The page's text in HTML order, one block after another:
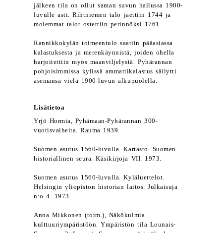
jälkeen tila on ollut saman suvun hallussa 1900-
luvulle asti. Rihtniemen talo jaettiin 1744 ja
molemmat talot ostettiin perinnöksi 1761.
Rannikkokylän toimeentulo saatiin pääasiassa
kalastuksesta ja merenkäynnistä, joiden ohella
harjoitettiin myös maanviljelystä. Pyhärannan
pohjoisimmissa kylissä ammattikalastus säilytti
asemansa vielä 1900-luvun alkupuolella.
Lisätietoa
Yrjö Hormia, Pyhämaan-Pyhärannan 300-
vuotisvaiheita. Rauma 1939.
Suomen asutus 1560-luvulla. Kartasto. Suomen
historiallinen seura. Käsikirjoja VII. 1973.
Suomen asutus 1560-luvulla. Kyläluettelot.
Helsingin yliopiston historian laitos. Julkaisuja
n:o 4. 1973.
Anna Mikkonen (toim.), Näkökulmia
kulttuuriympäristöön. Ympäristön tila Lounais-